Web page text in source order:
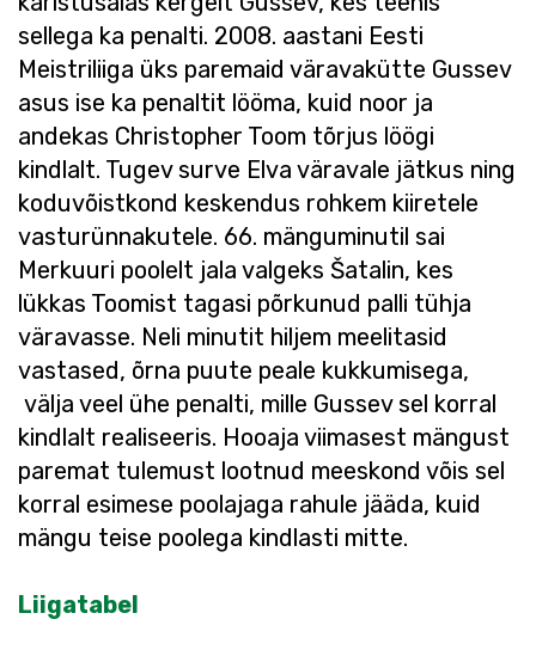
sellega ka penalti. 2008. aastani Eesti
Meistriliiga üks paremaid väravakütte Gussev
asus ise ka penaltit lööma, kuid noor ja
andekas Christopher Toom tõrjus löögi
kindlalt. Tugev surve Elva väravale jätkus ning
koduvõistkond keskendus rohkem kiiretele
vasturünnakutele. 66. mänguminutil sai
Merkuuri poolelt jala valgeks Šatalin, kes
lükkas Toomist tagasi põrkunud palli tühja
väravasse. Neli minutit hiljem meelitasid
vastased, õrna puute peale kukkumisega,
välja veel ühe penalti, mille Gussev sel korral
kindlalt realiseeris. Hooaja viimasest mängust
paremat tulemust lootnud meeskond võis sel
korral esimese poolajaga rahule jääda, kuid
mängu teise poolega kindlasti mitte.
Liigatabel